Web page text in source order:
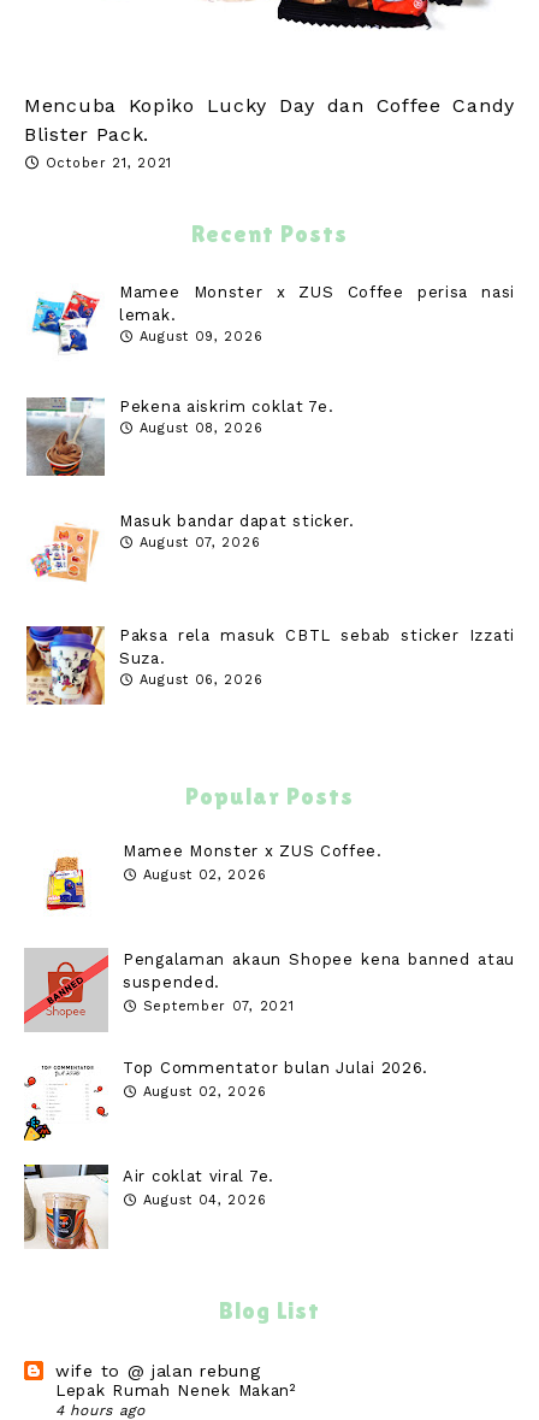
Mencuba Kopiko Lucky Day dan Coffee Candy
Blister Pack.
October 21, 2021
Recent Posts
Mamee Monster x ZUS Coffee perisa nasi
lemak.
August 09, 2026
Pekena aiskrim coklat 7e.
August 08, 2026
Masuk bandar dapat sticker.
August 07, 2026
Paksa rela masuk CBTL sebab sticker Izzati
Suza.
August 06, 2026
Popular Posts
Mamee Monster x ZUS Coffee.
August 02, 2026
Pengalaman akaun Shopee kena banned atau
suspended.
September 07, 2021
Top Commentator bulan Julai 2026.
August 02, 2026
Air coklat viral 7e.
August 04, 2026
Blog List
wife to @ jalan rebung
Lepak Rumah Nenek Makan²
4 hours ago